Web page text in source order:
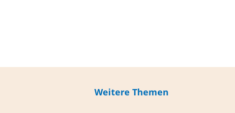
Weitere Themen